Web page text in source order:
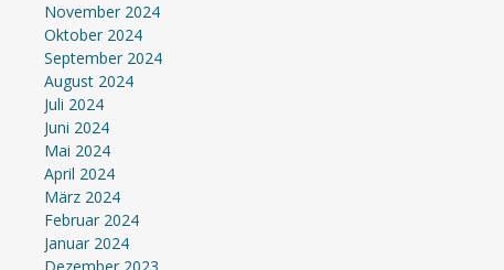
November 2024
Oktober 2024
September 2024
August 2024
Juli 2024
Juni 2024
Mai 2024
April 2024
März 2024
Februar 2024
Januar 2024